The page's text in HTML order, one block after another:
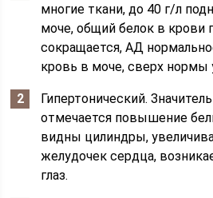
многие ткани, до 40 г/л
моче, общий белок в крови
сокращается, АД
кровь в моче, сверх нормы
Гипертонический.
отмечается повышение
видны цилиндры,
желудочек сердца,
глаз.